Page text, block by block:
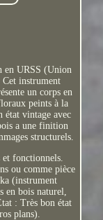
en URSS (Union
Cet instrument
un corps en
peints à la
état vintage avec
a une finition
structurels.
fonctionnels.
ou comme pièce
(instrument
bois naturel,
: Très bon état
plans).